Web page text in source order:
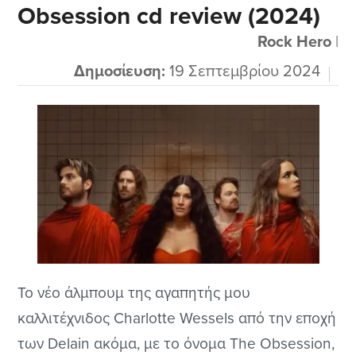
Helloween που τους ακούω για πολλά χρόνια
Obsession cd review (2024)
Rock Hero|
Δημοσίευση: 19 Σεπτεμβρίου 2024
Το νέο άλμπουμ της αγαπητής μου
καλλιτέχνιδος Charlotte Wessels από την εποχή
των Delain ακόμα, με το όνομα The Obsession,